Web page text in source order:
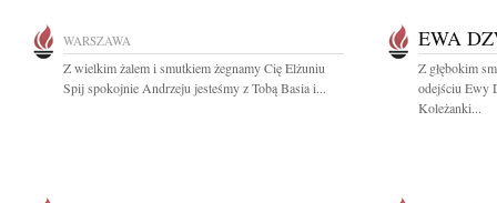
WARSZAWA
Z wielkim żalem i smutkiem żegnamy Cię Elżuniu
Spij spokojnie Andrzeju jesteśmy z Tobą Basia i...
EWA
Z głębokim
odejściu Ewy
Koleżanki...